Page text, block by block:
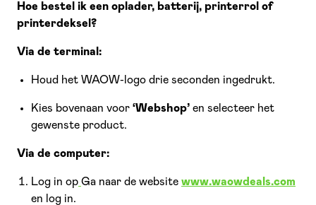
Hoe bestel ik een oplader, batterij, printerrol of
printerdeksel?
Via de terminal:
Houd het WAOW-logo drie seconden ingedrukt.
Kies bovenaan voor ‘Webshop’ en selecteer het
gewenste product.
Via de computer:
Log in op Ga naar de website www.waowdeals.com
en log in.